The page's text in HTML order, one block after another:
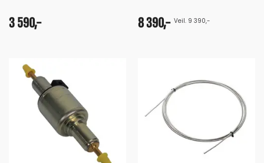
3 590,- 8 390,- Veil. 9 390,-